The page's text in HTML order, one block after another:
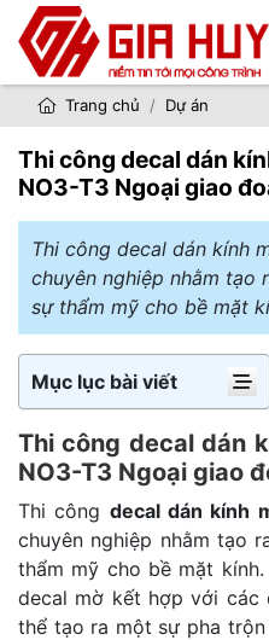
Trang chủ Dự án
Thi công decal dán
NO3-T3 Ngoại giao
Thi công decal dán kính
chuyên nghiệp nhằm tạo
sự thẩm mỹ cho bề mặt
Mục lục bài viết
Thi công decal dán
NO3-T3 Ngoại giao
Thi công decal dán kính
chuyên nghiệp nhằm tạo
thẩm mỹ cho bề mặt
decal mờ kết hợp với các
thể tạo ra một sự pha